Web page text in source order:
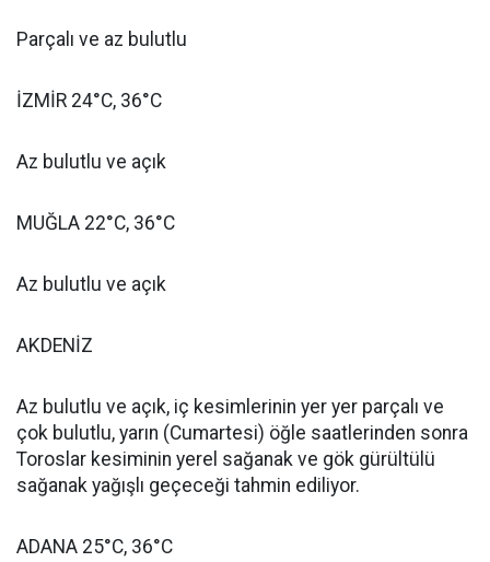
Parçalı ve az bulutlu
İZMİR 24°C, 36°C
Az bulutlu ve açık
MUĞLA 22°C, 36°C
Az bulutlu ve açık
AKDENİZ
Az bulutlu ve açık, iç kesimlerinin yer yer parçalı ve
çok bulutlu, yarın (Cumartesi) öğle saatlerinden sonra
Toroslar kesiminin yerel sağanak ve gök gürültülü
sağanak yağışlı geçeceği tahmin ediliyor.
ADANA 25°C, 36°C